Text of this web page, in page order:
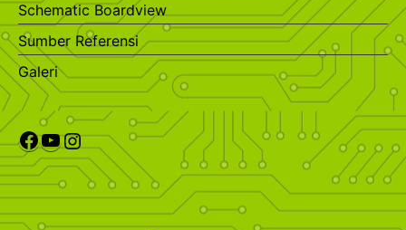
Schematic Boardview
Sumber Referensi
Galeri